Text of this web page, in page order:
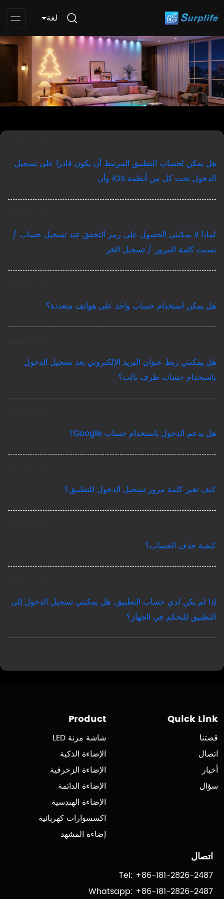
لغة
هل يمكن لحساب التطبيق المرتبط أن يكون قادرا على تسجيل
الدخول تحت كل من أنظمة iOS وأن
لماذا لا يمكنني الحصول على رمز التحقق عند تسجيل حساب /
نسيت كلمة المرور / تسجيل الخر
هل يمكن استخدام حساب واحد على هواتف متعددة؟
هل يمكنني ربط عنوان البريد الإلكتروني بعد تسجيل الدخول
باستخدام حساب طرف ثالث؟
هل يدعم الدخول باستخدام حساب Google؟
كيف تغير كلمة مرور تسجيل الدخول للتطبيق؟
كيفية حذف الحساب؟
إذا لم يكن لدي حساب التطبيق، هل يمكنني تسجيل الدخول إلى
التطبيق للتحكم في الجهاز؟
Quick Link
قصتنا
اتصال
أخبار
سؤال
Product
شاشة مرنة LED
الإضاءة الذكية
الإضاءة الزخرفية
الإضاءة الدائمة
الإضاءة الهندسية
اكسسوارات كهربائية
إضاءة المشهد
اتصال
Tel: +86-181-2826-2487
Whatsapp: +86-181-2826-2487